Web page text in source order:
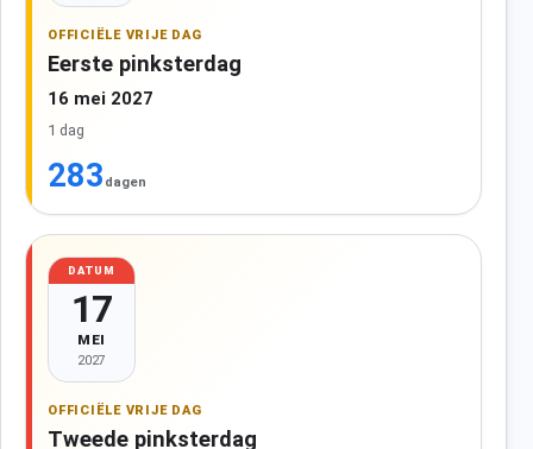
OFFICIËLE VRIJE DAG
Eerste pinksterdag
16 mei 2027
1 dag
283 dagen
DATUM
17
MEI
2027
OFFICIËLE VRIJE DAG
Tweede pinksterdag